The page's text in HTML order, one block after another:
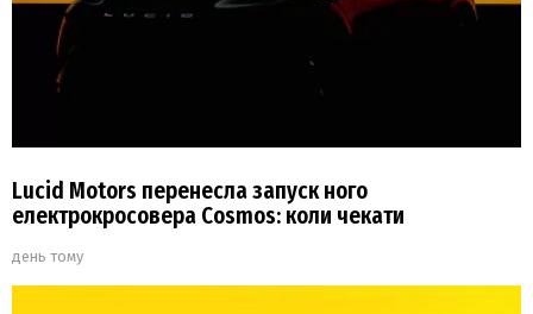
Lucid Motors перенесла запуск ного
електрокросовера Cosmos: коли чекати
день тому